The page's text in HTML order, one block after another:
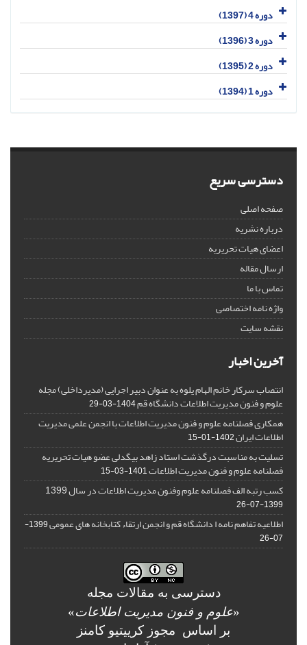
دوره 4 (1397)
دوره 3 (1396)
دوره 2 (1395)
دوره 1 (1394)
دسترسی سریع
صفحه اصلی
درباره نشریه
اعضای هیات تحریریه
ارسال مقاله
تماس با ما
واژه نامه اختصاصی
نقشه سایت
آخرین اخبار
انتصاب سرکار خانم الهام یلوه به عنوان دبیر اجرایی (مدیرداخلی) مجله
علوم و فنون مدیریت اطلاعات دانشگاه قم1404-03-29
همکاری فصلنامه علوم و فنون مدیریت اطلاعات با انجمن علمی مدیریت
اطلاعات ایران1402-01-15
تسلیت به مناسبت درگذشت استاد زاهد بیگدلی عضو هیات تحریریه
فصلنامه علوم و فنون مدیریت اطلاعات1401-03-15
کسب رتبه الف فصلنامه علوم وفنون مدیریت اطلاعات در سال 1399
1399-07-26
اطلاعیه تفاهم نامه ا دانشگاه قم و انجمن ارتقاء کتابخانه های عمومی
1399-
07-26
دسترسی به مقالات مجله
«علوم و فنون مدیریت اطلاعات»
بر اساس مجوز کرییتیو کامنز